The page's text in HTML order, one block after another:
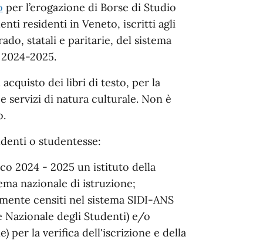
per l’erogazione di Borse di Studio
residenti in Veneto, iscritti agli
statali e paritarie, del sistema
2025.
acquisto dei libri di testo, per la
servizi di natura culturale. Non è
o studentesse:
2024 - 2025 un istituto della
nazionale di istruzione;
censiti nel sistema SIDI-ANS
Nazionale degli Studenti) e/o
per la verifica dell'iscrizione e della